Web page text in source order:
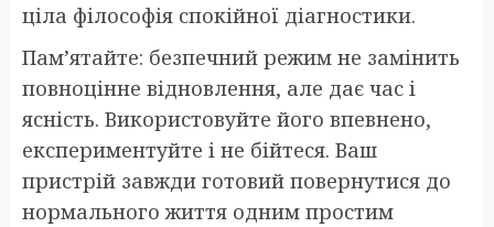
ціла філософія спокійної діагностики.
Пам’ятайте: безпечний режим не замінить
повноцінне відновлення, але дає час і
ясність. Використовуйте його впевнено,
експериментуйте і не бійтеся. Ваш
пристрій завжди готовий повернутися до
нормального життя одним простим